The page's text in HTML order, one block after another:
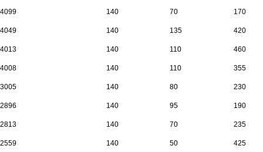
4099 140 70 170
4049 140 135 420
4013 140 110 460
4008 140 110 355
3005 140 80 230
2896 140 95 190
2813 140 70 235
2559 140 50 425